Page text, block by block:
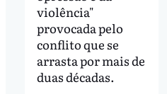
violência"
provocada pelo
conflito que se
arrasta por mais de
duas décadas.